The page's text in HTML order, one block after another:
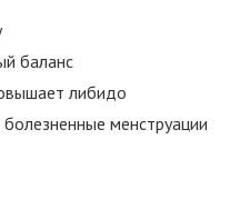
баланс
либидо
болезненные менструации